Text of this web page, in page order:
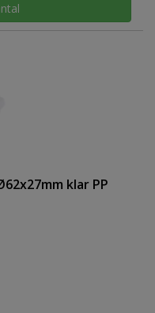
klar PP